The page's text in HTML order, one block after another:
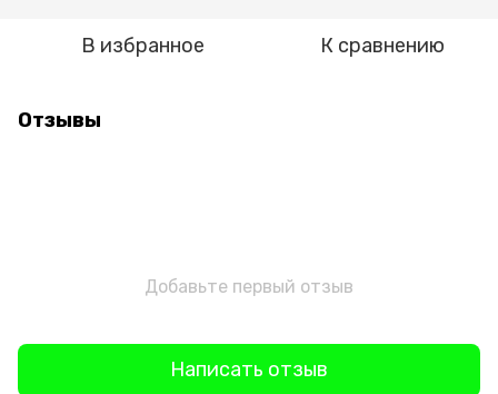
В избранное К сравнению
Отзывы
Добавьте первый отзыв
Написать отзыв